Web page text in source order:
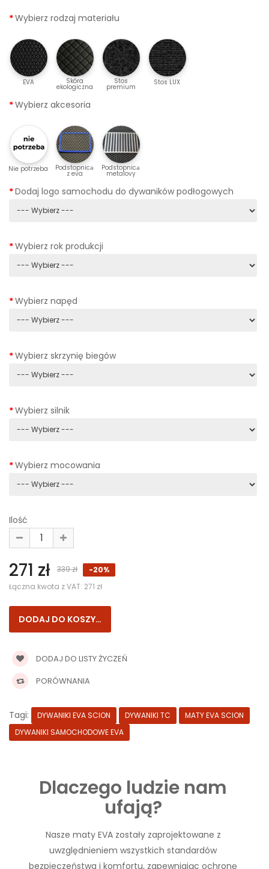
Wybierz rodzaj materiału
EVA Skóra
ekologiczna
Stos
premium
Stos LUX
Wybierz akcesoria
Nie potrzeba Podstopnicа
z eva
Podstopnicа
metalovy
Dodaj logo samochodu do dywaników podłogowych
Wybierz rok produkcji
Wybierz napęd
Wybierz skrzynię biegów
Wybierz silnik
Wybierz mocowania
Ilość
271 zł 339 zł
-20%
Łączna kwota z VAT: 271 zł
DODAJ DO LISTY ŻYCZEŃ
PORÓWNANIA
Tagi: DYWANIKI EVA SCION DYWANIKI TC
MATY EVA SCION
DYWANIKI SAMOCHODOWE EVA
Dlaczego ludzie nam
ufają?
Nasze maty EVA zostały zaprojektowane z
uwzględnieniem wszystkich standardów
bezpieczeństwa i komfortu, zapewniając ochronę